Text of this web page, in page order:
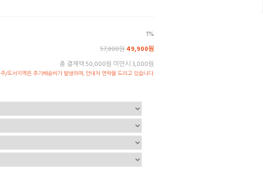
1%
57,800원49,900원
총 결제액 50,000원 미만시 3,000원
/도서지역은 추가배송비가 발생하며, 안내차 연락을 드리고 있습니다.